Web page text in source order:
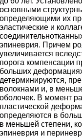
основными
определяющими их
эластические и
эпиневрия. Причем
увеличивается
порога компенсации
больших
детерминируются,
волокнами и, в
оболочек. В момент
пластической
определяются в
в меньшей степени,
эпиневрия и